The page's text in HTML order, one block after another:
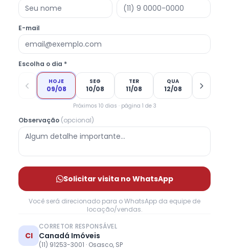
E-mail
Escolha o dia *
HOJE
09/08
SEG
10/08
TER
11/08
QUA
12/08
Próximos 10 dias · página 1 de 3
Observação (opcional)
Solicitar visita no WhatsApp
Você será direcionado para o WhatsApp da equipe de
locação/vendas.
CI
CORRETOR RESPONSÁVEL
Canadá Imóveis
(11) 91253-3001 · Osasco, SP